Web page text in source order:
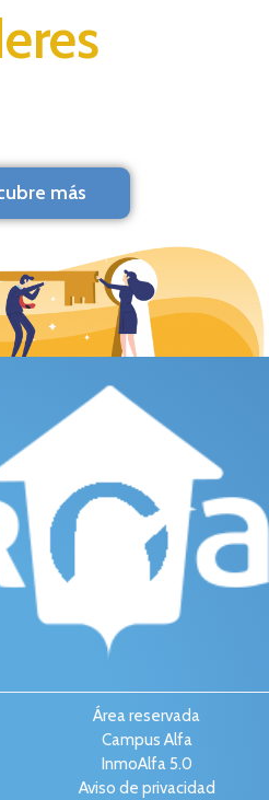
más
Área reservada
Campus Alfa
InmoAlfa 5.0
Aviso de privacidad